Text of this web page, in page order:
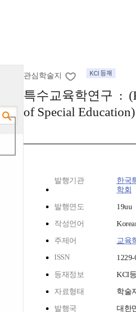
관심학술지
특수교육학연구 :
of Special Education)
발행기관
한국
학회
발행연도 19uu
작성언어
주제어
교육
ISSN
1229-
등재정보 KCI
자료형태 학술
발행국 대한